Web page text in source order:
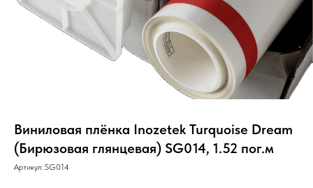
Виниловая плёнка Inozetek Turquoise Dream
(Бирюзовая глянцевая) SG014, 1.52 пог.м
Артикул: SG014